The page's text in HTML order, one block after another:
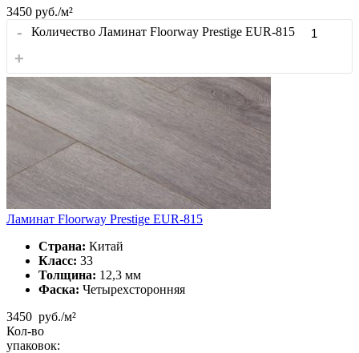
3450 руб./м²
- Количество Ламинат Floorway Prestige EUR-815
+
Ламинат Floorway Prestige EUR-815
Страна: Китай
Класс: 33
Толщина: 12,3 мм
Фаска: Четырехсторонняя
3450 руб./м²
Кол-во
упаковок: